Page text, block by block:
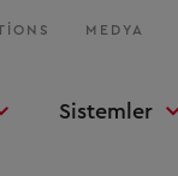
MEDYA
Sistemler